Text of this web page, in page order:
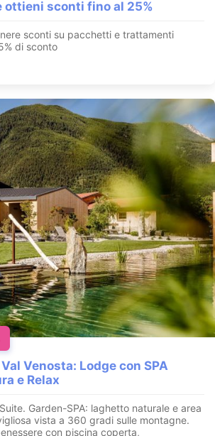
ottieni sconti fino al 25%
sconti su pacchetti e trattamenti
di sconto
Venosta: Lodge con SPA
e Relax
Garden-SPA: laghetto naturale e area
vista a 360 gradi sulle montagne.
con piscina coperta,